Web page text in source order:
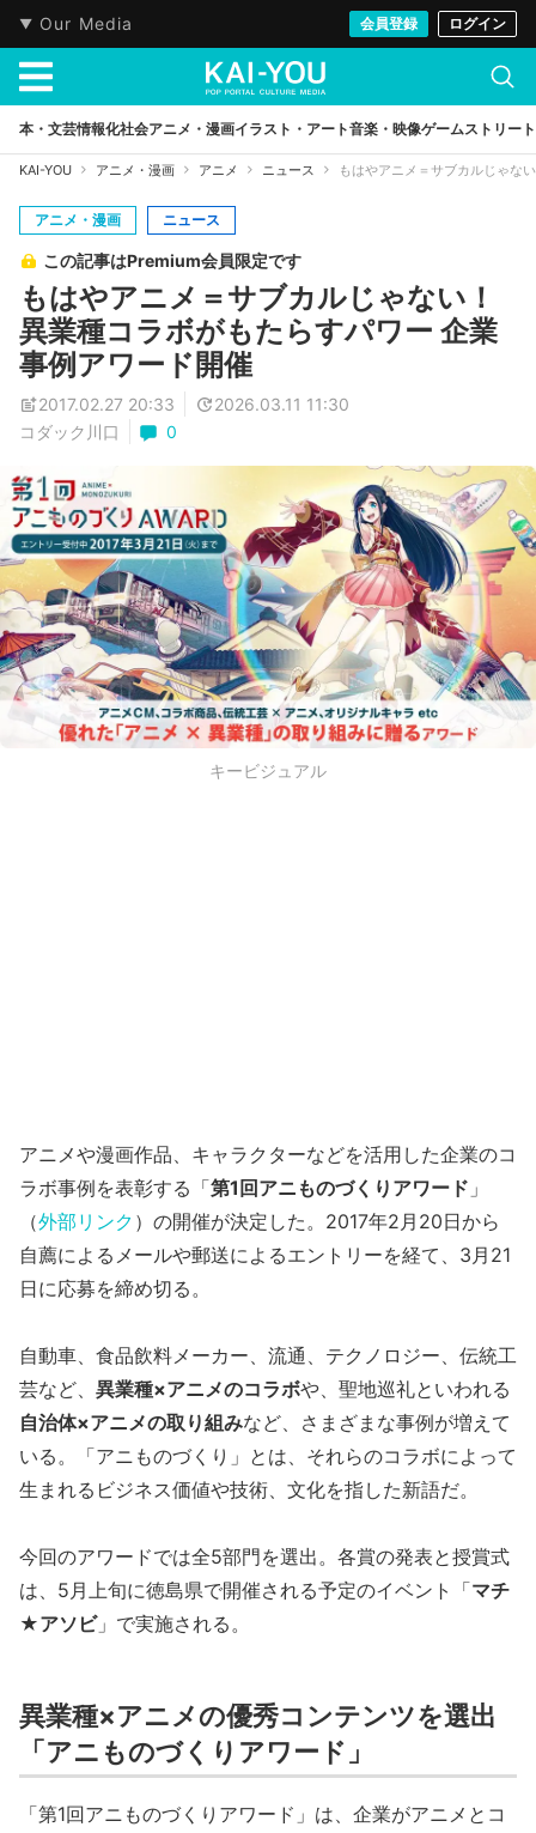
Our Media 会員登録 ログイン
本・文芸情報化社会アニメ・漫画イラスト・アート音楽・映像ゲームストリート
KAI-YOU アニメ・漫画 アニメ ニュース もはやアニメ＝サブカルじゃな
アニメ・漫画 ニュース
この記事はPremium会員限定です
もはやアニメ＝サブカルじゃない！
異業種コラボがもたらすパワー 企業
事例アワード開催
2017.02.27 20:33
2026.03.11 11:30
コダック川口
0
キービジュアル
アニメや漫画作品、キャラクターなどを活用した企業のコ
ラボ事例を表彰する「第1回アニものづくりアワード 」
（外部リンク ）の開催が決定した。2017年2月20日から
自薦によるメールや郵送によるエントリーを経て、3月21
日に応募を締め切る。
自動車、食品飲料メーカー、流通、テクノロジー、伝統工
芸など、 異業種×アニメのコラボや、聖地巡礼といわれる
自治体×アニメの取り組みなど、さまざまな事例が増えて
いる。「アニものづくり」とは、それらのコラボによって
生まれるビジネス価値や技術、文化を指した新語だ。
今回のアワードでは全5部門を選出。各賞の発表と授賞式
は、5月上旬に徳島県で開催される予定のイベント「マチ
★アソビ」で実施される。
異業種×アニメの優秀コンテンツを選出
「アニものづくりアワード」
「第1回アニものづくりアワード」は、企業がアニメとコ